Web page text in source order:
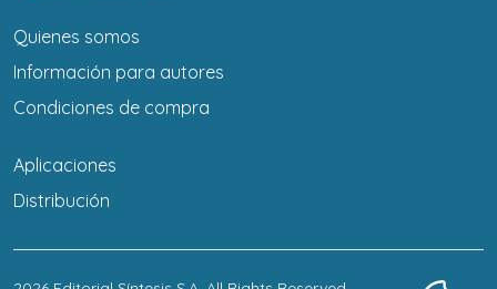
Quienes somos
Información para autores
Condiciones de compra
Aplicaciones
Distribución